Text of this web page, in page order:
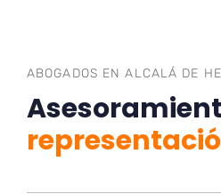
ABOGADOS EN ALCALÁ DE